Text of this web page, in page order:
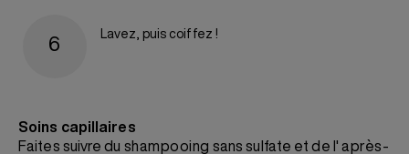
Lavez, puis coiffez !
Soins capillaires
Faites suivre du shampooing sans sulfate et de l'après-